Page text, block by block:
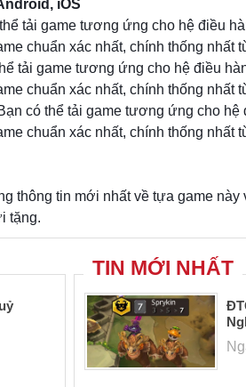
iOS
tải game tương ứng cho hệ điều
chuẩn xác nhất, chính thống nhất
tải game tương ứng cho hệ điều
chuẩn xác nhất, chính thống nhất
có thể tải game tương ứng cho hệ
chuẩn xác nhất, chính thống nhất
thông tin mới nhất về tựa game
tặng.
TIN MỚI NHẤT